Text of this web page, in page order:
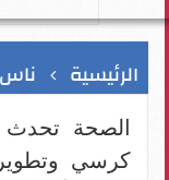
الرئيسية